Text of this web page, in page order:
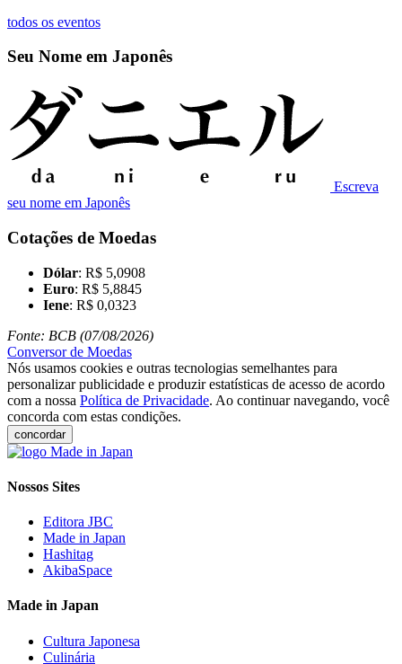
todos os eventos
Seu Nome em Japonês
Escreva
seu nome em Japonês
Cotações de Moedas
Dólar: R$ 5,0908
Euro: R$ 5,8845
Iene: R$ 0,0323
Fonte: BCB (07/08/2026)
Conversor de Moedas
Nós usamos cookies e outras tecnologias semelhantes para
personalizar publicidade e produzir estatísticas de acesso de acordo
com a nossa Política de Privacidade. Ao continuar navegando, você
concorda com estas condições.
concordar
Nossos Sites
Editora JBC
Made in Japan
Hashitag
AkibaSpace
Made in Japan
Cultura Japonesa
Culinária